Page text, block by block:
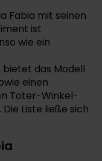
Fabia mit seinen
ist
wie ein
das Modell
einen
Toter-Winkel-
Liste ließe sich